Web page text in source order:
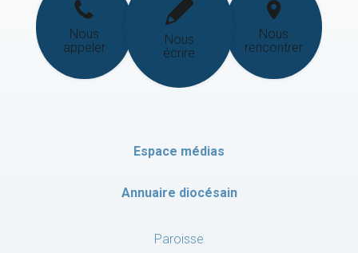
Nous
appeler
Nous
écrire
Nous
rencontrer
Espace médias
Annuaire diocésain
Paroisse